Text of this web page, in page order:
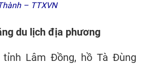
– TTXVN
du lịch địa phương
Lâm Đồng, hồ Tà Đùng